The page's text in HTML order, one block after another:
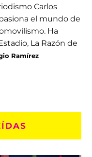
Carlos
el mundo de
Ha
La Razón de
Ramírez